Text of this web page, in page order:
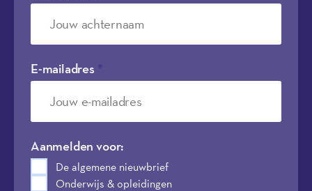
E-mailadres
Aanmelden voor:
De algemene nieuwbrief
Onderwijs & opleidingen